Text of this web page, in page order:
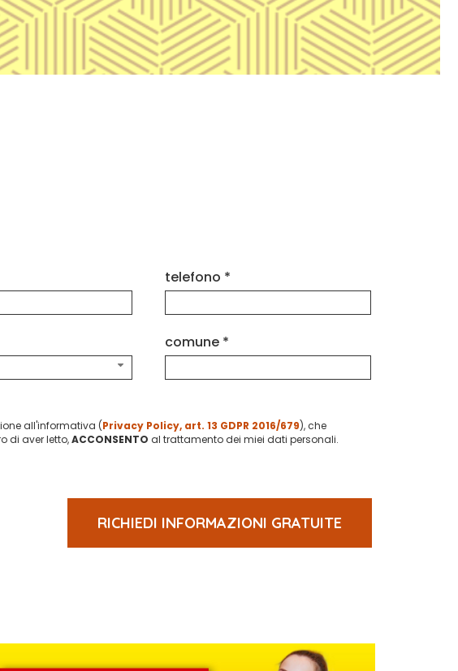
telefono *
comune *
all'informativa (Privacy Policy, art. 13 GDPR 2016/679), che
di aver letto,ACCONSENTO al trattamento dei miei dati personali.